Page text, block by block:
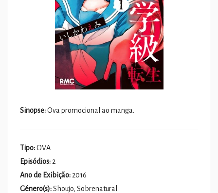
Sinopse:Ova promocional ao manga.
Tipo:OVA
Episódios: 2
Ano de Exibição: 2016
Género(s):Shoujo, Sobrenatural